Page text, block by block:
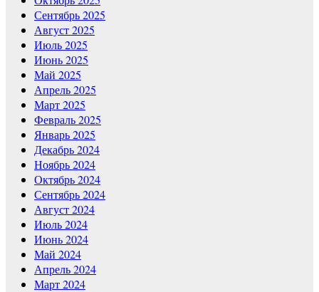
Сентябрь 2025
Август 2025
Июль 2025
Июнь 2025
Май 2025
Апрель 2025
Март 2025
Февраль 2025
Январь 2025
Декабрь 2024
Ноябрь 2024
Октябрь 2024
Сентябрь 2024
Август 2024
Июль 2024
Июнь 2024
Май 2024
Апрель 2024
Март 2024